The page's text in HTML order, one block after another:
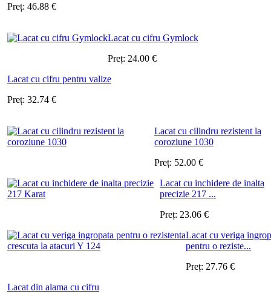
Preț: 46.88 €
Lacat cu cifru Gymlock
Preț: 24.00 €
Lacat cu cifru pentru valize
Preț: 32.74 €
Lacat cu cilindru rezistent la
coroziune 1030
Preț: 52.00 €
Lacat cu inchidere de inalta
precizie 217 ...
Preț: 23.06 €
Lacat cu veriga
pentru o reziste...
Preț: 27.76 €
Lacat din alama cu cifru